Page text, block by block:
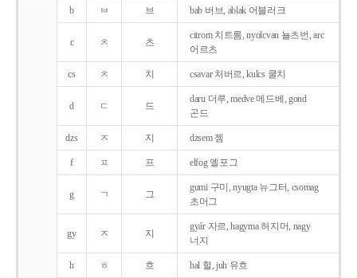
b ㅂ 브 bab 버브, ablak 어블러크
c ㅊ 츠
citrom 치트롬, nyolcvan 뇰츠번, arc
어르츠
cs ㅊ 치 csavar 처버르, kulcs 쿨치
d ㄷ 드
daru 더루, medve 메드베, gond
곤드
dzs ㅈ 지 dzsem 젬
f ㅍ 프 elfog 엘포그
g ㄱ 그
gumi 구미, nyugta 뉴그터, csomag
초머그
gy ㅈ 지
gyár 자르, hagyma 허지머, nagy
너지
h ㅎ 흐 hal 헐, juh 유흐